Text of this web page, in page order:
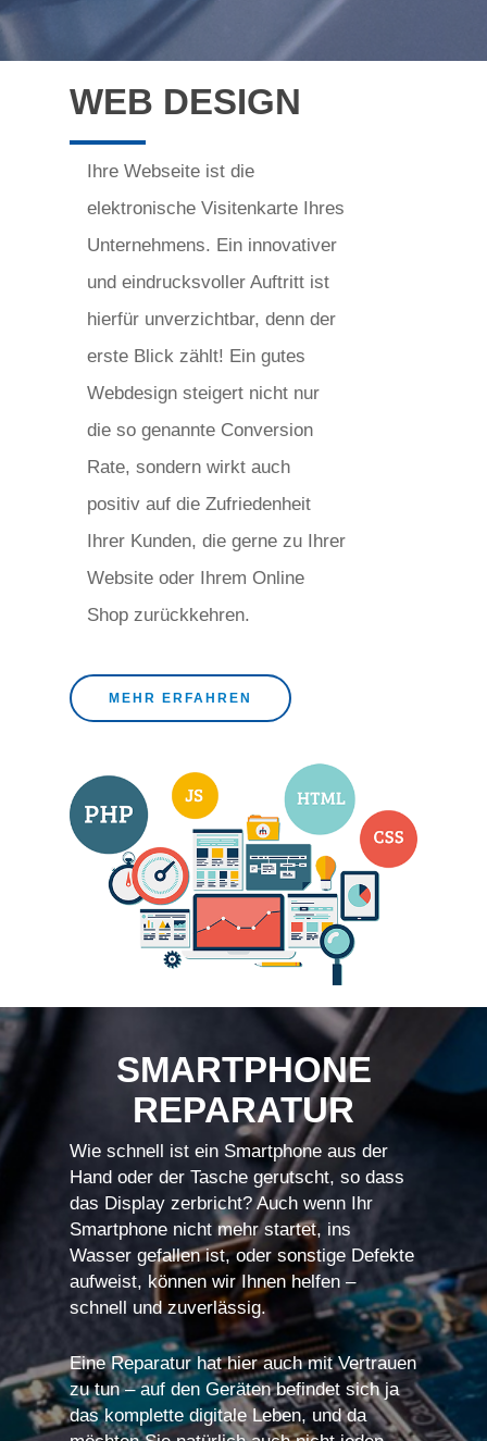
WEB DESIGN
Ihre Webseite ist die
elektronische Visitenkarte Ihres
Unternehmens. Ein innovativer
und eindrucksvoller Auftritt ist
hierfür unverzichtbar, denn der
erste Blick zählt! Ein gutes
Webdesign steigert nicht nur
die so genannte Conversion
Rate, sondern wirkt auch
positiv auf die Zufriedenheit
Ihrer Kunden, die gerne zu Ihrer
Website oder Ihrem Online
Shop zurückkehren.
MEHR ERFAHREN
SMARTPHONE
REPARATUR
Wie schnell ist ein Smartphone aus der
Hand oder der Tasche gerutscht, so dass
das Display zerbricht? Auch wenn Ihr
Smartphone nicht mehr startet, ins
Wasser gefallen ist, oder sonstige Defekte
aufweist, können wir Ihnen helfen –
schnell und zuverlässig.
Eine Reparatur hat hier auch mit Vertrauen
zu tun – auf den Geräten befindet sich ja
das komplette digitale Leben, und da